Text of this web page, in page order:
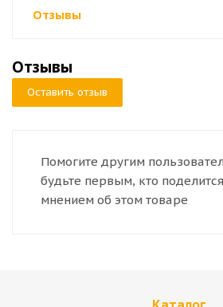
Отзывы
Отзывы
Оставить отзыв
Помогите другим
будьте первым, кто
мнением об этом товаре